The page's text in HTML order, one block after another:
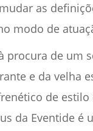
as
modo de
procura de um
e da velha
de estilo
da Eventide é